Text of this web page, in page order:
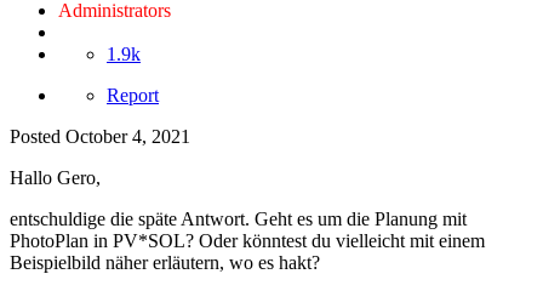
Administrators
1.9k
Report
Posted October 4, 2021
Hallo Gero,
entschuldige die späte Antwort. Geht es um die Planung mit
PhotoPlan in PV*SOL? Oder könntest du vielleicht mit einem
Beispielbild näher erläutern, wo es hakt?